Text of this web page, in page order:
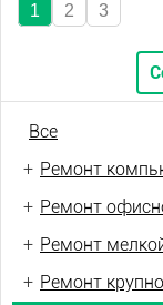
1 2 3
Все
+ Ремонт
+ Ремонт
+ Ремонт
+ Ремонт